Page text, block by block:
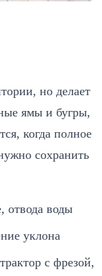
но делает
ямы и бугры,
когда полное
сохранить
отвода воды
уклона
с фрезой,